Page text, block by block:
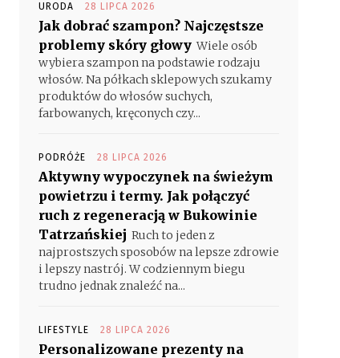
URODA 28 LIPCA 2026
Jak dobrać szampon? Najczęstsze
problemy skóry głowy Wiele osób
wybiera szampon na podstawie rodzaju
włosów. Na półkach sklepowych szukamy
produktów do włosów suchych,
farbowanych, kręconych czy...
PODRÓŻE 28 LIPCA 2026
Aktywny wypoczynek na świeżym
powietrzu i termy. Jak połączyć
ruch z regeneracją w Bukowinie
Tatrzańskiej Ruch to jeden z
najprostszych sposobów na lepsze zdrowie
i lepszy nastrój. W codziennym biegu
trudno jednak znaleźć na...
LIFESTYLE 28 LIPCA 2026
Personalizowane prezenty na